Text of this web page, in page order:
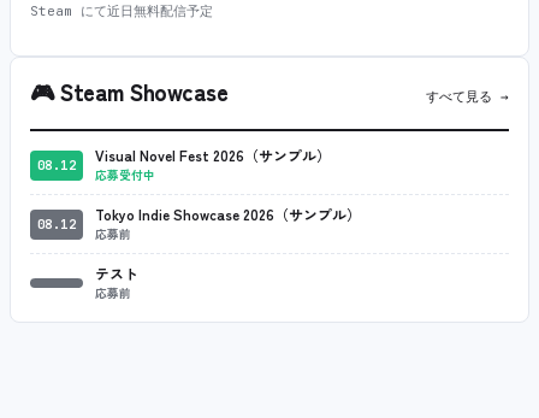
Steam にて近日無料配信予定
🎮Steam Showcase すべて見る →
08.12 Visual Novel Fest 2026（サンプル）
応募受付中
08.12 Tokyo Indie Showcase 2026（サンプル）
応募前
テスト
応募前